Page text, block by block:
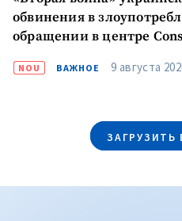
обвинения в
обращении в центре
NOU ВАЖНОЕ 9 августа
ЗАГРУЗИТЬ